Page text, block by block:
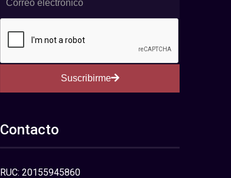
Suscribirme
Contacto
RUC: 20155945860